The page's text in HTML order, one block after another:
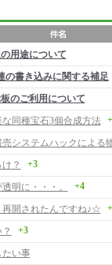
用途について
の書き込みに関する補足
のご利用について
同種宝石3個合成方法
？ +3
明に・・・。 +4
再開されたんですね♪☆
+3
い事